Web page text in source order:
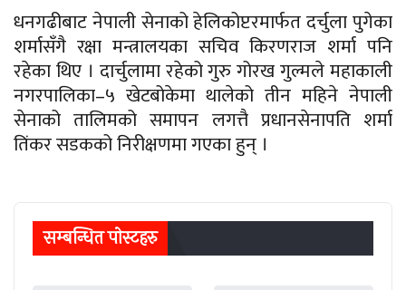
धनगढीबाट नेपाली सेनाको हेलिकोप्टरमार्फत दर्चुला पुगेका
शर्मासँगै रक्षा मन्त्रालयका सचिव किरणराज शर्मा पनि
रहेका थिए । दार्चुलामा रहेको गुरु गोरख गुल्मले महाकाली
नगरपालिका–५ खेटबोकेमा थालेको तीन महिने नेपाली
सेनाको तालिमको समापन लगत्तै प्रधानसेनापति शर्मा
तिंकर सडकको निरीक्षणमा गएका हुन् ।
सम्बन्धित पाेस्टहरु